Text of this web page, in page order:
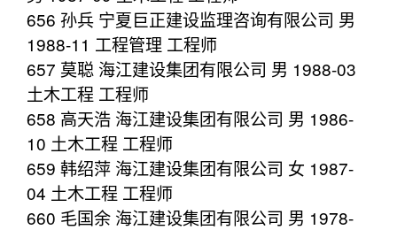
656 孙兵 宁夏巨正建设监理咨询有限公司 男
1988-11 工程管理 工程师
657 莫聪 海江建设集团有限公司 男 1988-03
土木工程 工程师
658 高天浩 海江建设集团有限公司 男 1986-
10 土木工程 工程师
659 韩绍萍 海江建设集团有限公司 女 1987-
04 土木工程 工程师
660 毛国余 海江建设集团有限公司 男 1978-